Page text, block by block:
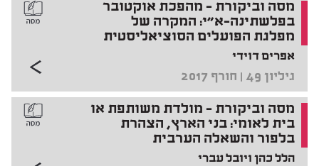
מסה וביקורת – מהפכת אוקטובר
בפלשתינה-א"י: המקרה של
מפלגת הפועלים הסוציאליסטית
אפרים דוידי
גיליון 49 | חורף 2017
מסה וביקורת – מולדת משותפת או
בית לאומי: בני הארץ, הצהרת
בלפור והשאלה הערבית
הלל כהן ויובל עברי